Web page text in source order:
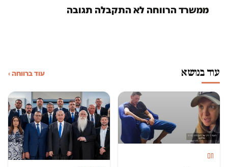
ממשרד הרווחה לא התקבלה תגובה
עוד בנושא עוד ברווחה ›
חם